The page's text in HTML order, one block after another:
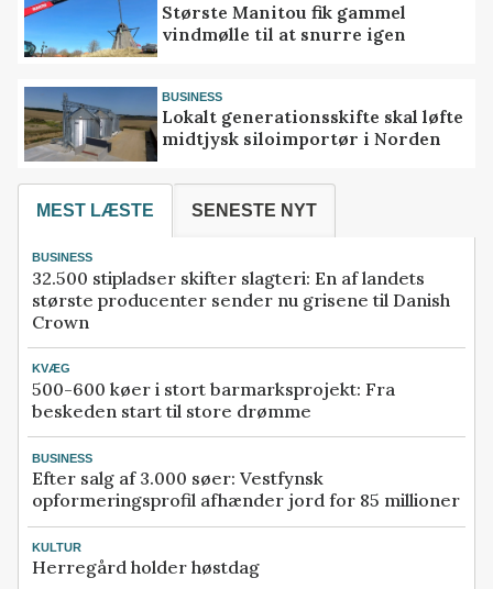
Største Manitou fik gammel
vindmølle til at snurre igen
BUSINESS
Lokalt generationsskifte skal løfte
midtjysk siloimportør i Norden
MEST LÆSTE SENESTE NYT
BUSINESS
32.500 stipladser skifter slagteri: En af landets
største producenter sender nu grisene til Danish
Crown
KVÆG
500-600 køer i stort barmarksprojekt: Fra
beskeden start til store drømme
BUSINESS
Efter salg af 3.000 søer: Vestfynsk
opformeringsprofil afhænder jord for 85 millioner
KULTUR
Herregård holder høstdag